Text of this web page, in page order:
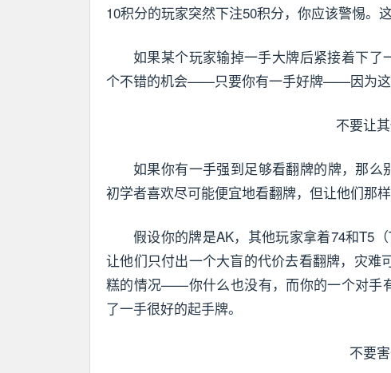
10积分的玩家突然下注50积分，你应该警惕。
如果某个玩家输掉一手大牌后紧接着下
个不错的机会——只要你有一手好牌——因为这
不要让
如果你有一手强到足够看翻牌的牌，那
初学者喜欢尽可能便宜地看翻牌，但让他们那样
假设你的牌是AK，其他玩家拿着74和T5
让他们只付出一个大盲的代价去看翻牌，灾难
糕的情况——你什么也没有，而你的一个对手
了一手很好的起手牌。
不要